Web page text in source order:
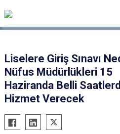
Liselere Giriş Sınavı
Nüfus Müdürlükleri 15
Haziranda Belli
Hizmet Verecek